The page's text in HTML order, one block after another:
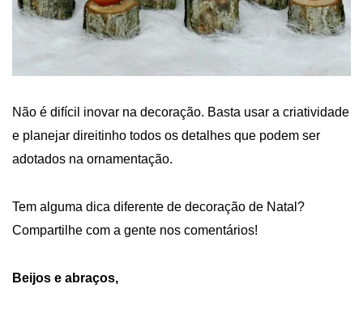
Não é difícil inovar na decoração. Basta usar a criatividade
e planejar direitinho todos os detalhes que podem ser
adotados na ornamentação.
Tem alguma dica diferente de decoração de Natal?
Compartilhe com a gente nos comentários!
Beijos e abraços,